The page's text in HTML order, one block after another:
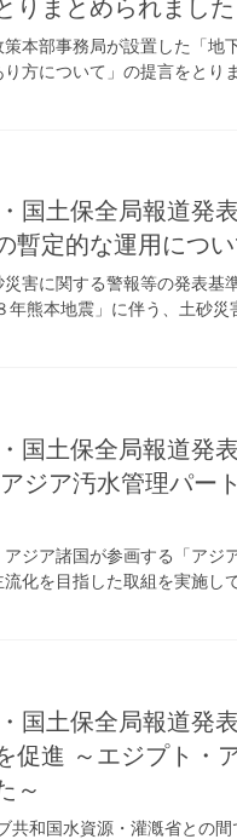
りまとめられました
本部事務局が設置した「地
り方について」の提言をと
国土保全局報道発
暫定的な運用につい
災害に関する警報等の発表
年熊本地震」に伴う、土砂
国土保全局報道発
ジア汚水管理パー
ジア諸国が参画する「ア
流化を目指した取組を実施
国土保全局報道発
促進 ～エジプト・
～
共和国水資源・灌漑省との